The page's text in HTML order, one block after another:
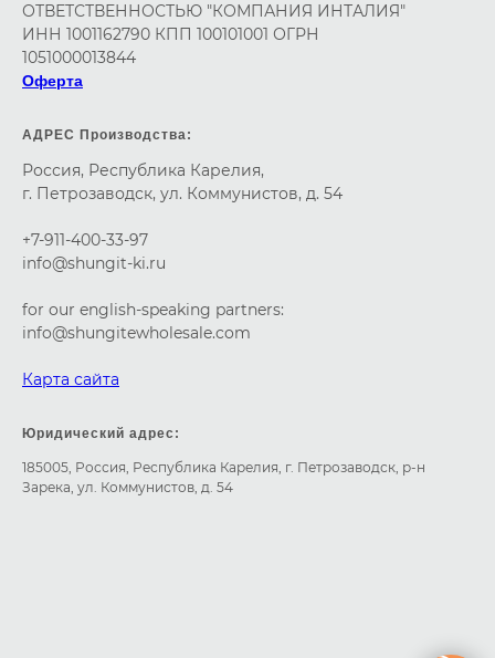
ОТВЕТСТВЕННОСТЬЮ "КОМПАНИЯ ИНТАЛИЯ"
ИНН 1001162790 КПП 100101001 ОГРН
1051000013844
Оферта
АДРЕС Производства:
Россия, Республика Карелия,
г. Петрозаводск, ул. Коммунистов, д. 54
+7-911-400-33-97
info@shungit-ki.ru
for our english-speaking partners:
info@shungitewholesale.com
Карта сайта
Юридический адрес:
185005, Россия, Республика Карелия, г. Петрозаводск, р-н
Зарека, ул. Коммунистов, д. 54